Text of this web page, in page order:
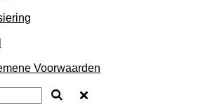
Voorwaarden